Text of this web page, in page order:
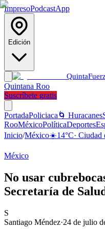
ImpresoPodcastApp
Edición
Quinta
Quintana Roo
Suscríbete gratis
PortadaPoliciaca 🌀 Huracanes
RooMéxicoPolíticaDeportes
Inicio/México☀️14°C· Ciudad
México
No usar
Secretaría de
S
Santiago Méndez·24 de julio